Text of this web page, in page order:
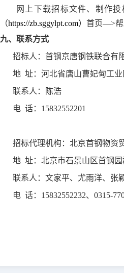
网上下载招标文件、制作
（https://zb.sggylpt.com） 首页—>
九、联系方式
招标人：首钢京唐钢铁联合有
地 址：河北省唐山曹妃甸工
联系人：陈浩
电 话：15832552201
招标代理机构：北京首钢物资
地 址：北京市石景山区首钢
联系人：文家平、尤雨洋、张
电 话：15832552232、0315-